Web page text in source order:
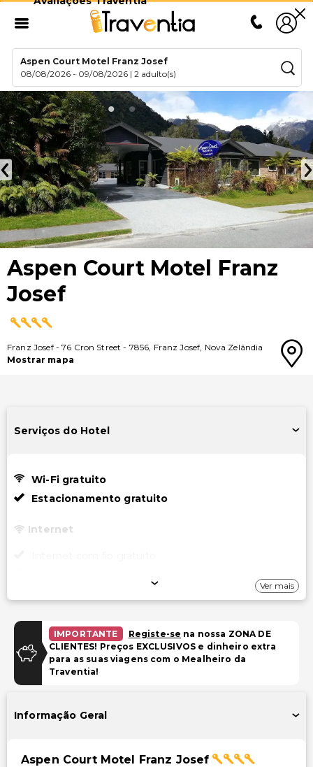
Aspen Court Motel Franz Josef
08/08/2026 - 09/08/2026 |2 adulto(s)
Aspen Court Motel Franz
Josef
Franz Josef-76 Cron Street - 7856, Franz Josef, Nova Zelândia
Mostrar mapa
Serviços do Hotel
Wi-Fi gratuito
Estacionamento gratuito
Internet
Estacionamento
Estacionamento gratuito
Estacionamento gratuito nas proximidades
TV em áreas comuns
Acessibilidade
Ver mais
IMPORTANTE Registe-se na nossa ZONA DE
CLIENTES! Preços EXCLUSIVOS e dinheiro extra
para as suas viagens com o Mealheiro da
Traventia!
Informação Geral
Aspen Court Motel Franz Josef